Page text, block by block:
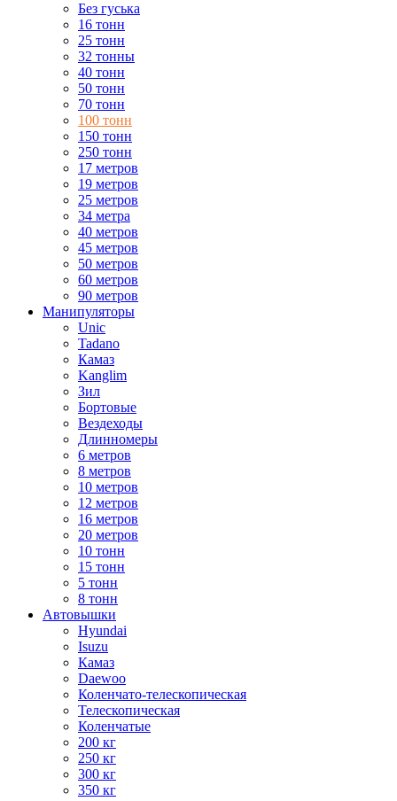
Без гуська
16 тонн
25 тонн
32 тонны
40 тонн
50 тонн
70 тонн
100 тонн
150 тонн
250 тонн
17 метров
19 метров
25 метров
34 метра
40 метров
45 метров
50 метров
60 метров
90 метров
Манипуляторы
Unic
Tadano
Камаз
Kanglim
Зил
Бортовые
Вездеходы
Длинномеры
6 метров
8 метров
10 метров
12 метров
16 метров
20 метров
10 тонн
15 тонн
5 тонн
8 тонн
Автовышки
Hyundai
Isuzu
Камаз
Daewoo
Коленчато-телескопическая
Телескопическая
Коленчатые
200 кг
250 кг
300 кг
350 кг